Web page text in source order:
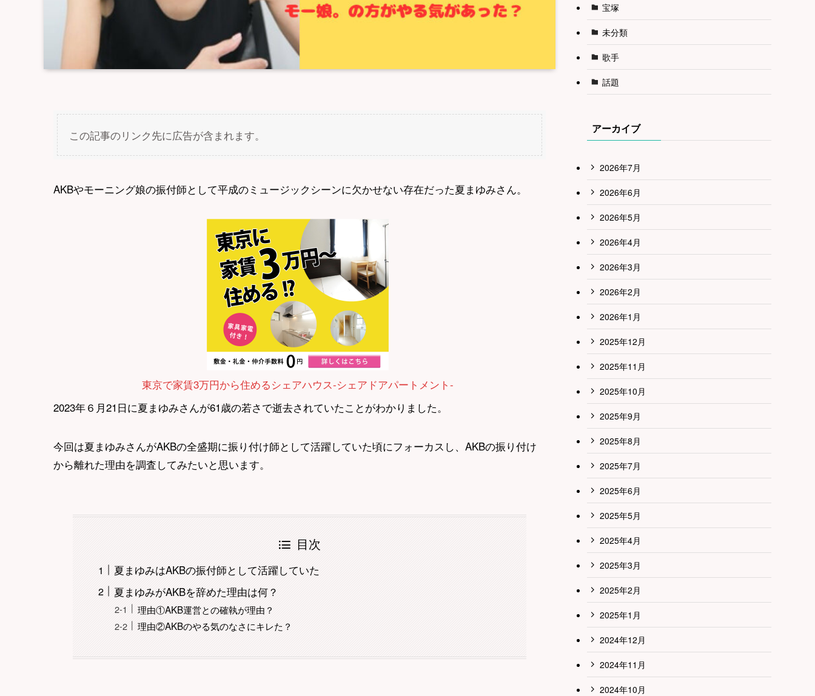
この記事のリンク先に広告が含まれます。
AKBやモーニング娘の振付師として平成のミュージックシーンに欠かせない存在だった夏まゆみさん。
東京で家賃3万円から住めるシェアハウス-シェアドアパートメント-
2023年６月21日に夏まゆみさんが61歳の若さで逝去されていたことがわかりました。
今回は夏まゆみさんがAKBの全盛期に振り付け師として活躍していた頃にフォーカスし、AKBの振り付け
から離れた理由を調査してみたいと思います。
目次
夏まゆみはAKBの振付師として活躍していた
夏まゆみがAKBを辞めた理由は何？
理由①AKB運営との確執が理由？
理由②AKBのやる気のなさにキレた？
宝塚
未分類
歌手
話題
アーカイブ
2026年7月
2026年6月
2026年5月
2026年4月
2026年3月
2026年2月
2026年1月
2025年12月
2025年11月
2025年10月
2025年9月
2025年8月
2025年7月
2025年6月
2025年5月
2025年4月
2025年3月
2025年2月
2025年1月
2024年12月
2024年11月
2024年10月